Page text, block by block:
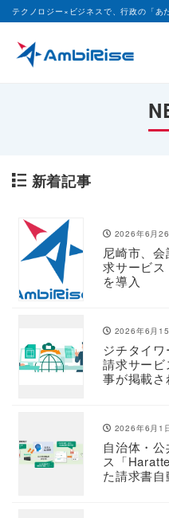
テクノロジー×ビジネスで、行政の「あ
新着記事
2026年6月
尼崎市、
求サービス
を導入
2026年6月
ジチタイ
請求サー
事が掲載さ
2026年6月1
自治体・
ス「
た請求書